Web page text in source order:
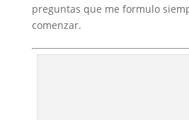
preguntas que me formulo
comenzar.